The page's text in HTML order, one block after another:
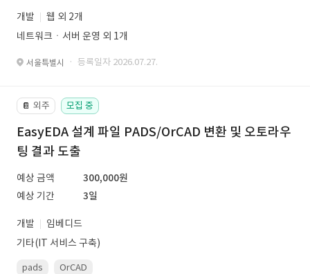
개발
웹 외 2개
네트워크ㆍ서버 운영 외 1개
서울특별시 · 등록일자 2026.07.27.
📔 외주 모집 중
EasyEDA 설계 파일 PADS/OrCAD 변환 및 오토라우
팅 결과 도출
예상 금액
300,000원
예상 기간
3일
개발
임베디드
기타(IT 서비스 구축)
pads OrCAD